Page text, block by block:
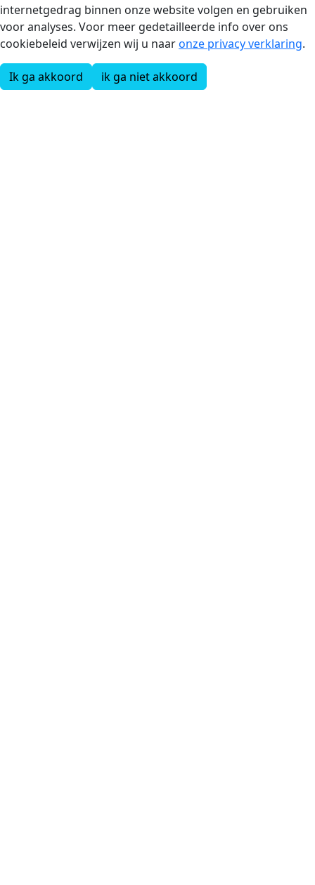
internetgedrag binnen onze website volgen en gebruiken
voor analyses. Voor meer gedetailleerde info over ons
cookiebeleid verwijzen wij u naaronze privacy verklaring.
Ik ga akkoord ik ga niet akkoord